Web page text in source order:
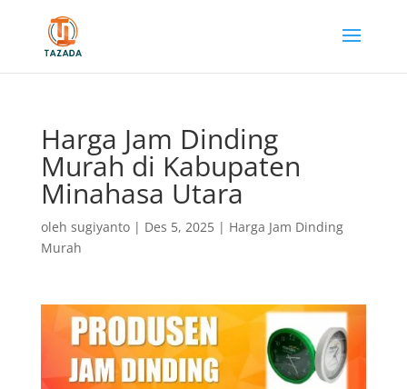
Harga Jam Dinding
Murah di Kabupaten
Minahasa Utara
oleh sugiyanto| Des 5, 2025| Harga Jam Dinding
Murah